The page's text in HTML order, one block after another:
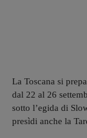
La Toscana si
dal 22 al 26
sotto l’egida di
presìdi anche la